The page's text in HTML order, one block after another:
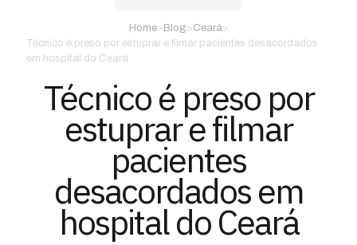
Home> Blog>Ceará>
Técnico é preso por estuprar e filmar pacientes desacordados
em hospital do Ceará
Técnico é preso por
estuprar e filmar
pacientes
desacordados em
hospital do Ceará